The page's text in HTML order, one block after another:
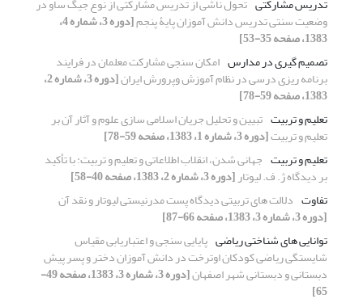
وضعیت سنتی تدریس دانش آموزان پایۀ پنجم [دوره 3، شماره 4،
1383، صفحه 35-53]
تصمیم گیری در مدارس امکان سنجی مشارکت معلمان در فرایند
برنامه ریزی درسی در نظام آموزش وپرورش ایران [دوره 3، شماره 2،
1383، صفحه 59-78]
تعلیم و تربیت تبیین و تحلیل جریان اسلامی سازی علوم و آثار آن بر
تعلیم و تربیت[دوره 3، شماره 1، 1383، صفحه 59-78]
تعلیم و تربیت جهانی شدن، انقلاب اطلاعاتی و تعلیم و تربیت: با تأکید
بر دیدگاه ژ. ف. لیوتار[دوره 3، شماره 2، 1383، صفحه 40-58]
تفاوت دلالت های تربیتی دیدگاه پست مدرنیستی لیوتار و نقد آن
[دوره 3، شماره 3، 1383، صفحه 66-87]
توانایی های شناختی ریاضی پایایی سنجی و اعتباریابی مقیاس
شایستگی ریاضی کودکان اوترخت در دانش آموزان دختر و پسر پیش
دبستانی و دبستانی شهر اصفهان [دوره 3، شماره 3، 1383، صفحه 49-
65]